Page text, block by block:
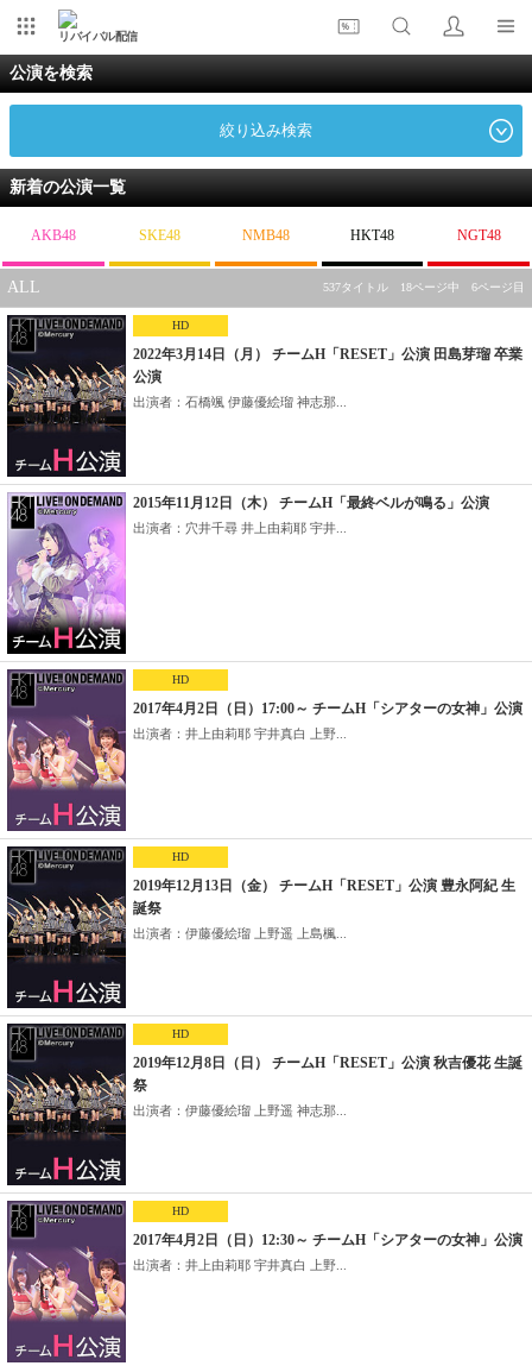
リバイバル配信
公演を検索
絞り込み検索
新着の公演一覧
AKB48 SKE48 NMB48 HKT48 NGT48
ALL 537タイトル 18ページ中 6ページ目
HD
2022年3月14日（月） チームH「RESET」公演 田島芽瑠 卒業
公演
出演者：石橋颯 伊藤優絵瑠 神志那...
2015年11月12日（木） チームH「最終ベルが鳴る」公演
出演者：穴井千尋 井上由莉耶 宇井...
HD
2017年4月2日（日）17:00～ チームH「シアターの女神」公演
出演者：井上由莉耶 宇井真白 上野...
HD
2019年12月13日（金） チームH「RESET」公演 豊永阿紀 生
誕祭
出演者：伊藤優絵瑠 上野遥 上島楓...
HD
2019年12月8日（日） チームH「RESET」公演 秋吉優花 生誕
祭
出演者：伊藤優絵瑠 上野遥 神志那...
HD
2017年4月2日（日）12:30～ チームH「シアターの女神」公演
出演者：井上由莉耶 宇井真白 上野...